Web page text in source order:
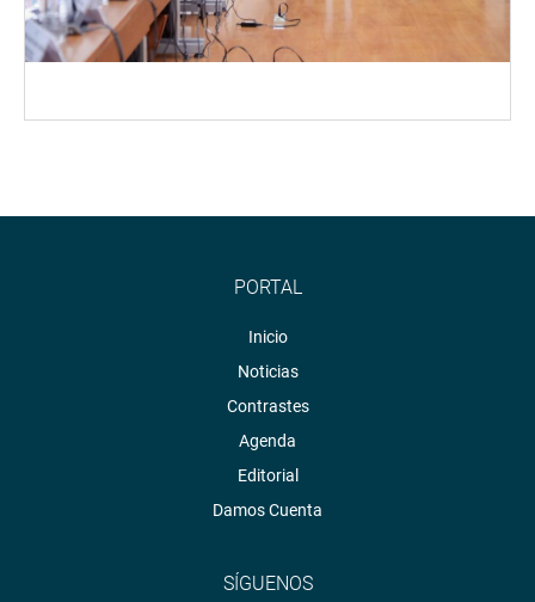
PORTAL
Inicio
Noticias
Contrastes
Agenda
Editorial
Damos Cuenta
SÍGUENOS